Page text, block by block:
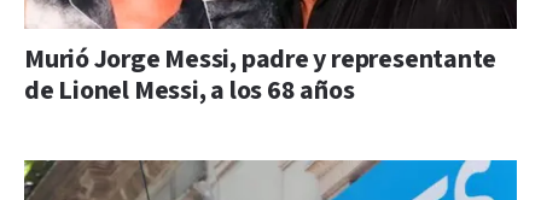
Murió Jorge Messi, padre y representante
de Lionel Messi, a los 68 años